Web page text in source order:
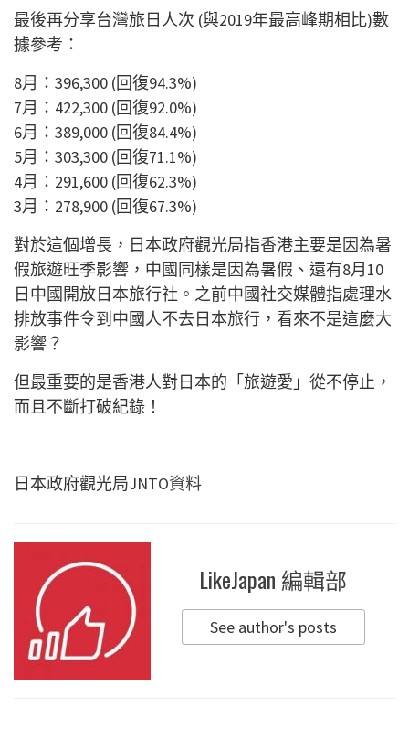
最後再分享台灣旅日人次 (與2019年最高峰期相比)數
據參考：
8月：396,300 (回復94.3%)
7月：422,300 (回復92.0%)
6月：389,000 (回復84.4%)
5月：303,300 (回復71.1%)
4月：291,600 (回復62.3%)
3月：278,900 (回復67.3%)
對於這個增長，日本政府觀光局指香港主要是因為暑
假旅遊旺季影響，中國同樣是因為暑假、還有8月10
日中國開放日本旅行社。之前中國社交媒體指處理水
排放事件令到中國人不去日本旅行，看來不是這麼大
影響？
但最重要的是香港人對日本的「旅遊愛」從不停止，
而且不斷打破紀錄！
日本政府觀光局JNTO資料
LikeJapan 編輯部
See author's posts